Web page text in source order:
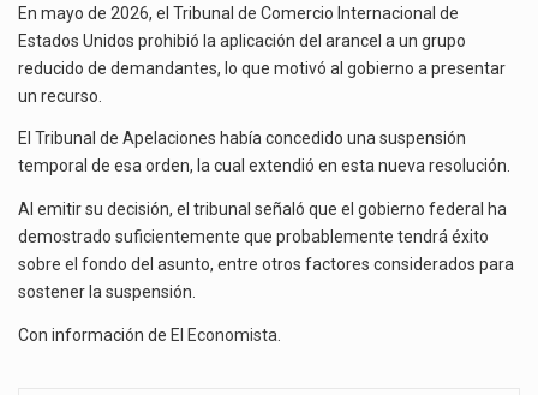
En mayo de 2026, el Tribunal de Comercio Internacional de
Estados Unidos prohibió la aplicación del arancel a un grupo
reducido de demandantes, lo que motivó al gobierno a presentar
un recurso.
El Tribunal de Apelaciones había concedido una suspensión
temporal de esa orden, la cual extendió en esta nueva resolución.
Al emitir su decisión, el tribunal señaló que el gobierno federal ha
demostrado suficientemente que probablemente tendrá éxito
sobre el fondo del asunto, entre otros factores considerados para
sostener la suspensión.
Con información de El Economista